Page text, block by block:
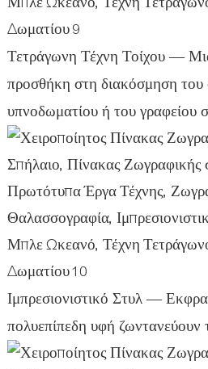
Τετράγωνη Τέχνη Τοίχου —
προσθήκη στη διακόσμηση του
υπνοδωματίου ή του γραφείου
Ιμπρεσιονιστικό Στυλ —
πολυεπίπεδη υφή ζωντανεύουν